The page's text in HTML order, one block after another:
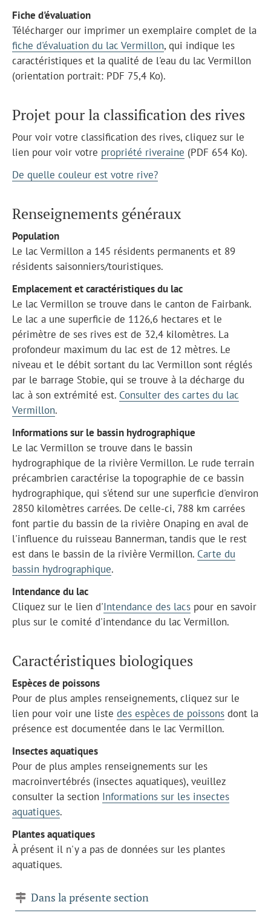
Fiche d'évaluation
Télécharger our imprimer un exemplaire complet de la
fiche d'évaluation du lac Vermillon, qui indique les
caractéristiques et la qualité de l'eau du lac Vermillon
(orientation portrait: PDF 75,4 Ko).
Projet pour la classification des rives
Pour voir votre classification des rives, cliquez sur le
lien pour voir votre propriété riveraine (PDF 654 Ko).
De quelle couleur est votre rive?
Renseignements généraux
Population
Le lac Vermillon a 145 résidents permanents et 89
résidents saisonniers/touristiques.
Emplacement et caractéristiques du lac
Le lac Vermillon se trouve dans le canton de Fairbank.
Le lac a une superficie de 1126,6 hectares et le
périmètre de ses rives est de 32,4 kilomètres. La
profondeur maximum du lac est de 12 mètres. Le
niveau et le débit sortant du lac Vermillon sont réglés
par le barrage Stobie, qui se trouve à la décharge du
lac à son extrémité est. Consulter des cartes du lac
Vermillon.
Informations sur le bassin hydrographique
Le lac Vermillon se trouve dans le bassin
hydrographique de la rivière Vermillon. Le rude terrain
précambrien caractérise la topographie de ce bassin
hydrographique, qui s'étend sur une superficie d'environ
2850 kilomètres carrées. De celle-ci, 788 km carrées
font partie du bassin de la rivière Onaping en aval de
l'influence du ruisseau Bannerman, tandis que le rest
est dans le bassin de la rivière Vermillon. Carte du
bassin hydrographique.
Intendance du lac
Cliquez sur le lien d'Intendance des lacs pour en savoir
plus sur le comité d'intendance du lac Vermillon.
Caractéristiques biologiques
Espèces de poissons
Pour de plus amples renseignements, cliquez sur le
lien pour voir une liste des espèces de poissons dont la
présence est documentée dans le lac Vermillon.
Insectes aquatiques
Pour de plus amples renseignements sur les
macroinvertébrés (insectes aquatiques), veuillez
consulter la section Informations sur les insectes
aquatiques.
Plantes aquatiques
À présent il n'y a pas de données sur les plantes
aquatiques.
Dans la présente section